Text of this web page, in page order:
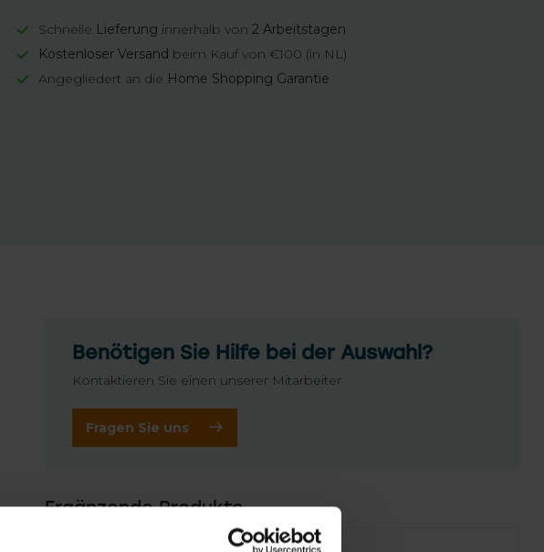
Schnelle Lieferung innerhalb von2 Arbeitstagen
Kostenloser Versand beim Kauf von €100 (in NL)
Angegliedert an die Home Shopping Garantie
Benötigen Sie Hilfe bei der Auswahl?
Kontaktieren Sie einen unserer Mitarbeiter
Fragen Sie uns
Ergänzende Produkte